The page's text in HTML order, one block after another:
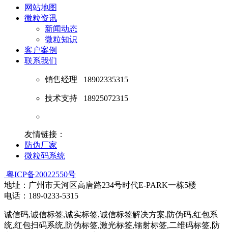
网站地图
微粒资讯
新闻动态
微粒知识
客户案例
联系我们
销售经理 18902335315
技术支持 18925072315
友情链接：
防伪厂家
微粒码系统
粤ICP备20022550号
地址：广州市天河区高唐路234号时代E-PARK一栋5楼
电话：189-0233-5315
诚信码,诚信标签,诚实标签,诚信标签解决方案,防伪码,红包系
统,红包扫码系统,防伪标签,激光标签,镭射标签,二维码标签,防